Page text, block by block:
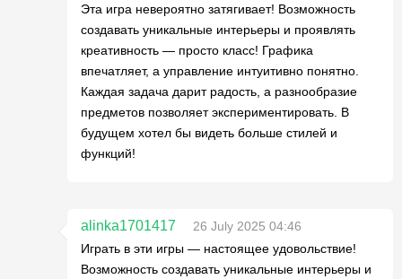
Эта игра невероятно затягивает! Возможность
создавать уникальные интерьеры и проявлять
креативность — просто класс! Графика
впечатляет, а управление интуитивно понятно.
Каждая задача дарит радость, а разнообразие
предметов позволяет экспериментировать. В
будущем хотел бы видеть больше стилей и
функций!
alinka1701417
26 July 2025 04:46
Играть в эти игры — настоящее удовольствие!
Возможность создавать уникальные интерьеры и